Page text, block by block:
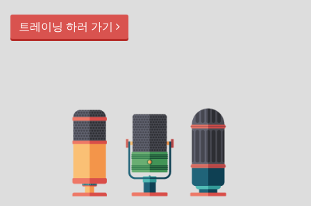
트레이닝 하러 가기